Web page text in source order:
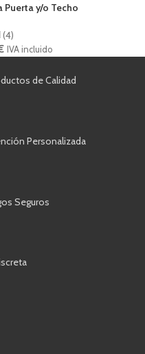
Puerta y/o Techo
(4)
IVA incluido